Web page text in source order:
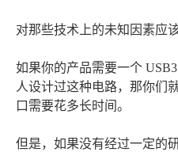
对那些技术上的未知因素应
如果你的产品需要一个
人设计过这种电路，那你们
口需要花多长时间。
但是，如果没有经过一定的